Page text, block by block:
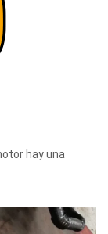
hay una